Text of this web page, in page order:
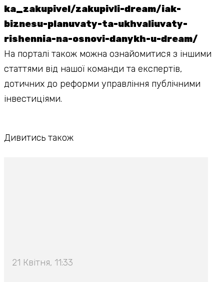
ka_zakupivel/zakupivli-dream/iak-
biznesu-planuvaty-ta-ukhvaliuvaty-
rishennia-na-osnovi-danykh-u-dream/
На порталі також можна ознайомитися з іншими
статтями від нашої команди та експертів,
дотичних до реформи управління публічними
інвестиціями.
Дивитись також
21 Квітня, 11:33